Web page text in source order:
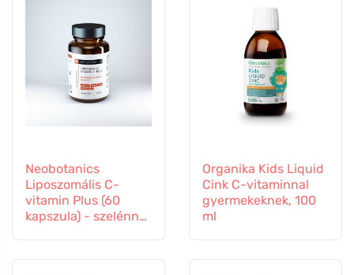
Neobotanics
Liposzomális C-
vitamin Plus (60
kapszula) - szelénnel
Organika Kids Liquid
Cink C-vitaminnal
gyermekeknek, 100
ml